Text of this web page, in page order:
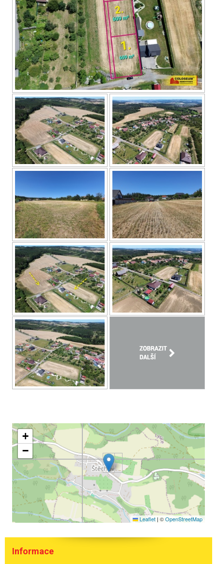
+
−
Leaflet | ©OpenStreetMap
Informace